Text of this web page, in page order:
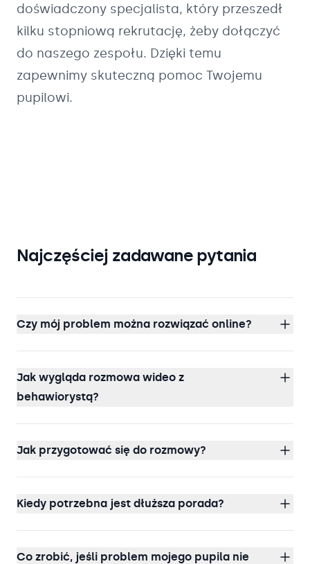
doświadczony specjalista, który przeszedł
kilku stopniową rekrutację, żeby dołączyć
do naszego zespołu. Dzięki temu
zapewnimy skuteczną pomoc Twojemu
pupilowi.
Najczęściej zadawane pytania
Czy mój problem można rozwiązać online?
Jak wygląda rozmowa wideo z
behawiorystą?
Jak przygotować się do rozmowy?
Kiedy potrzebna jest dłuższa porada?
Co zrobić, jeśli problem mojego pupila nie